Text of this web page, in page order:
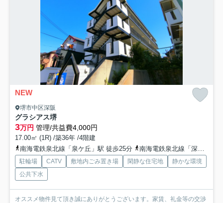
NEW
堺市中区深阪
グラシアス堺
3万円 管理/共益費4,000円
17.00㎡ (1R) /築36年 /4階建
南海電鉄泉北線「泉ケ丘」駅 徒歩25分
南海電鉄泉北線「深井」駅 徒歩33分
駐輪場 CATV 敷地内ごみ置き場 閑静な住宅地
静かな環境
公共下水
オススメ物件見て頂き誠にありがとうございます。家賃、礼金等の交渉